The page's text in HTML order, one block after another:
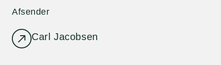
Afsender
Carl Jacobsen